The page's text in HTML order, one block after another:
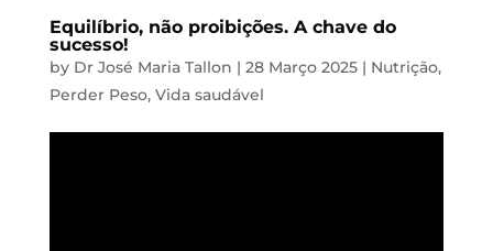
Equilíbrio, não proibições. A chave do
sucesso!
by Dr José Maria Tallon | 28 Março 2025| Nutrição,
Perder Peso, Vida saudável